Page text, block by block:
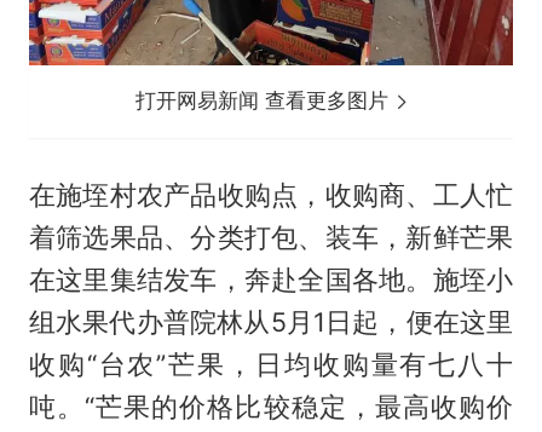
打开网易新闻 查看更多图片
在施垤村农产品收购点，收购商、工人忙
着筛选果品、分类打包、装车，新鲜芒果
在这里集结发车，奔赴全国各地。施垤小
组水果代办普院林从5月1日起，便在这里
收购“台农”芒果，日均收购量有七八十
吨。“芒果的价格比较稳定，最高收购价